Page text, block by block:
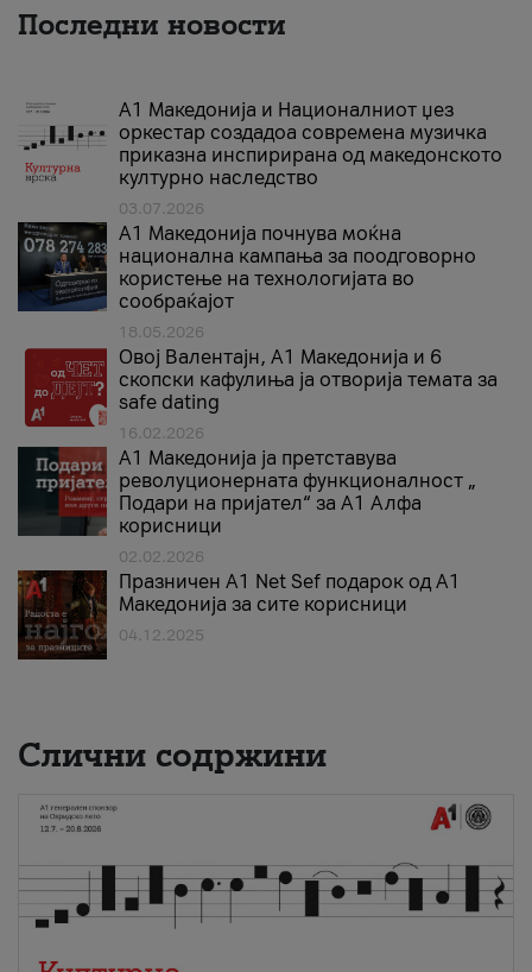
Последни новости
А1 Македонија и Националниот џез
оркестар создадоа современа музичка
приказна инспирирана од македонското
културно наследство
03.07.2026
A1 Македонија почнува моќна
национална кампања за поодговорно
користење на технологијата во
сообраќајот
18.05.2026
Овој Валентајн, A1 Македонија и 6
скопски кафулиња ја отворија темата за
safe dating
16.02.2026
А1 Македонија ја претставува
револуционерната функционалност „
Подари на пријател“ за А1 Алфа
корисници
02.02.2026
Празничен A1 Net Sеf подарок од А1
Македонија за сите корисници
04.12.2025
Слични содржини